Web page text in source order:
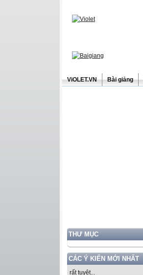
ViOLET.VN Bài giảng
THƯ MỤC
CÁC Ý KIẾN MỚI NHẤT
rất tuyệt...